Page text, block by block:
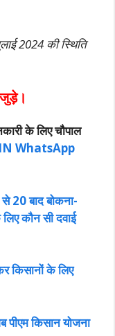
2024 की स्थिति
के लिए चौपाल
WhatsApp
20 बाद बोकना-
कौन सी दवाई
किसानों के लिए
किसान योजना